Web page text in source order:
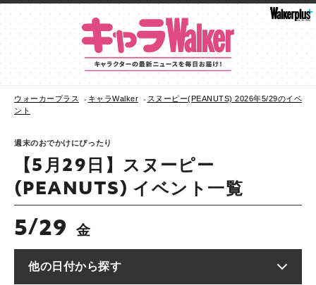
ウォーカープラス キャラWalker
スヌーピー(PEANUTS) 2026年5/29のイベ
ント
週末のおでかけにぴったり
【5月29日】スヌーピー
(PEANUTS) イベント一覧
5/29 金
他の日付から探す